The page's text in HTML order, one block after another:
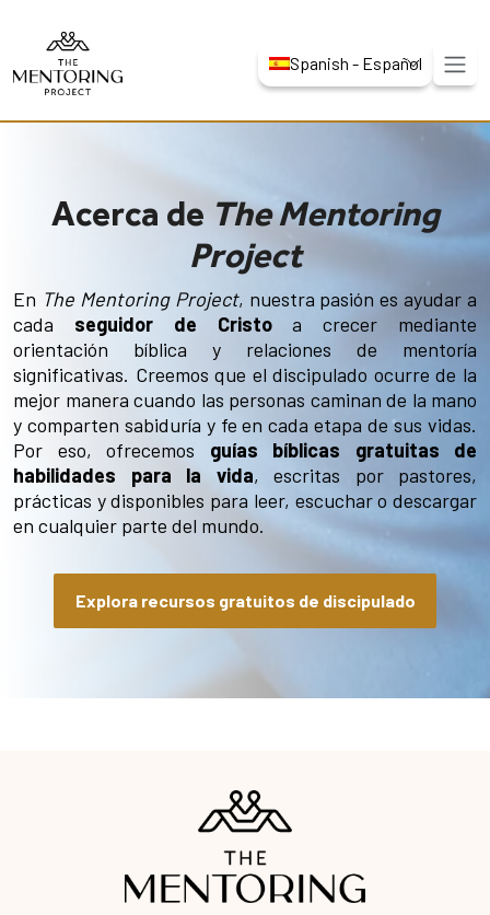
Spanish - Español
Acerca de The Mentoring
Project
En The Mentoring Project, nuestra pasión es ayudar a
cada seguidor de Cristoa crecer mediante
orientación bíblica y relaciones de mentoría
significativas. Creemos que el discipulado ocurre de la
mejor manera cuando las personas caminan de la mano
y comparten sabiduría y fe en cada etapa de sus vidas.
Por eso, ofrecemos guías bíblicas gratuitas de
habilidades para la vida, escritas por pastores,
prácticas y disponibles para leer, escuchar o descargar
en cualquier parte del mundo.
Explora recursos gratuitos de discipulado